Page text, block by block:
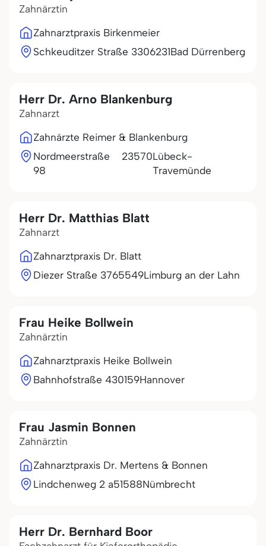
Zahnärztin
Zahnarztpraxis Birkenmeier
Schkeuditzer Straße 3306231Bad Dürrenberg
Herr Dr. Arno Blankenburg
Zahnarzt
Zahnärzte Reimer & Blankenburg
Nordmeerstraße
98
23570Lübeck-
Travemünde
Herr Dr. Matthias Blatt
Zahnarzt
Zahnarztpraxis Dr. Blatt
Diezer Straße 3765549Limburg an der Lahn
Frau Heike Bollwein
Zahnärztin
Zahnarztpraxis Heike Bollwein
Bahnhofstraße 430159Hannover
Frau Jasmin Bonnen
Zahnärztin
Zahnarztpraxis Dr. Mertens & Bonnen
Lindchenweg 2 a51588Nümbrecht
Herr Dr. Bernhard Boor